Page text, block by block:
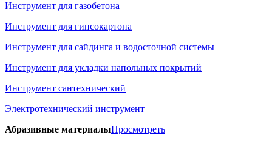
Инструмент для газобетона
Инструмент для гипсокартона
Инструмент для сайдинга и водосточной системы
Инструмент для укладки напольных покрытий
Инструмент сантехнический
Электротехнический инструмент
Абразивные материалыПросмотреть